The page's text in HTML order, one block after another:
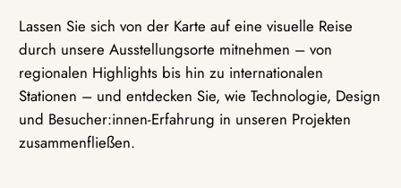
Lassen Sie sich von der Karte auf eine visuelle Reise
durch unsere Ausstellungsorte mitnehmen – von
regionalen Highlights bis hin zu internationalen
Stationen – und entdecken Sie, wie Technologie, Design
und Besucher:innen-Erfahrung in unseren Projekten
zusammenfließen.